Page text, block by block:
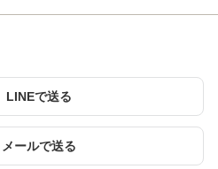
LINEで送る
メールで送る